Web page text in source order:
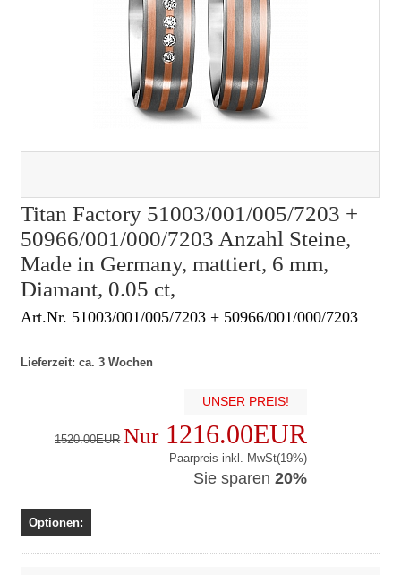
Titan Factory 51003/001/005/7203 +
50966/001/000/7203 Anzahl Steine,
Made in Germany, mattiert, 6 mm,
Diamant, 0.05 ct,
Art.Nr. 51003/001/005/7203 + 50966/001/000/7203
Lieferzeit: ca. 3 Wochen
UNSER PREIS!
1520.00EUR Nur1216.00EUR
Paarpreis inkl. MwSt(19%)
Sie sparen20%
Optionen: